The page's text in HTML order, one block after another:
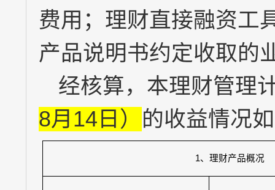
费用；理财直接融资工
产品说明书约定收取的
经核算，本理财管理
8月 14 日） 的收益情况
1、理财产品概况